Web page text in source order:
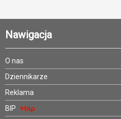
Nawigacja
O nas
Dziennikarze
Reklama
BIP